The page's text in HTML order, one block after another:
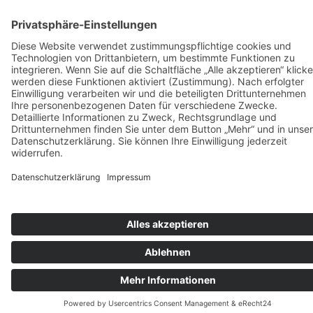
können
auf
der
Produktseite
gewählt
werden